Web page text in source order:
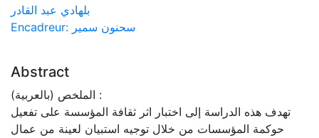
بلهادي عبد القادر
Encadreur: سحنون سمير
Abstract
الملخص (بالعربية) :
تهدف هذه الدراسة إلى اختبار اثر ثقافة المؤسسة على تفعيل
حوكمة المؤسسات من خلال توجيه استبيان لعينة من عمال